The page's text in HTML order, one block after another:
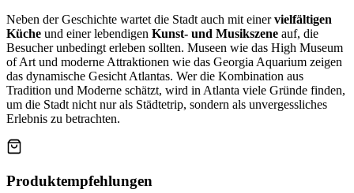
Neben der Geschichte wartet die Stadt auch mit einervielfältigen
Küche und einer lebendigen Kunst- und Musikszene auf, die
Besucher unbedingt erleben sollten. Museen wie das High Museum
of Art und moderne Attraktionen wie das Georgia Aquarium zeigen
das dynamische Gesicht Atlantas. Wer die Kombination aus
Tradition und Moderne schätzt, wird in Atlanta viele Gründe finden,
um die Stadt nicht nur als Städtetrip, sondern als unvergessliches
Erlebnis zu betrachten.
Produktempfehlungen